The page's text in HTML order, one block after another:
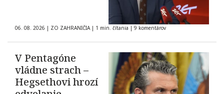
06. 08. 2026 | ZO ZAHRANIČIA | 1 min. čítania | 9 komentárov
V Pentagóne
vládne strach –
Hegsethovi hrozí